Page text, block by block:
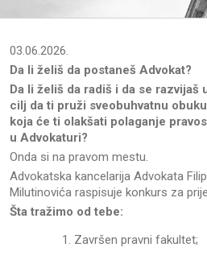
03.06.2026.
Da li želiš da postaneš Advokat?
Da li želiš da radiš i da se razvijaš
cilj da ti pruži sveobuhvatnu
koja će ti olakšati polaganje
u Advokaturi?
Onda si na pravom mestu.
Advokatska kancelarija Advokata
Milutinovića raspisuje konkurs za
Šta tražimo od tebe:
Završen pravni fakultet;